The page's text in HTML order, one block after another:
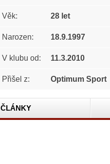
Věk: 28 let
Narozen: 18.9.1997
V klubu od: 11.3.2010
Přišel z: Optimum Sport
ČLÁNKY